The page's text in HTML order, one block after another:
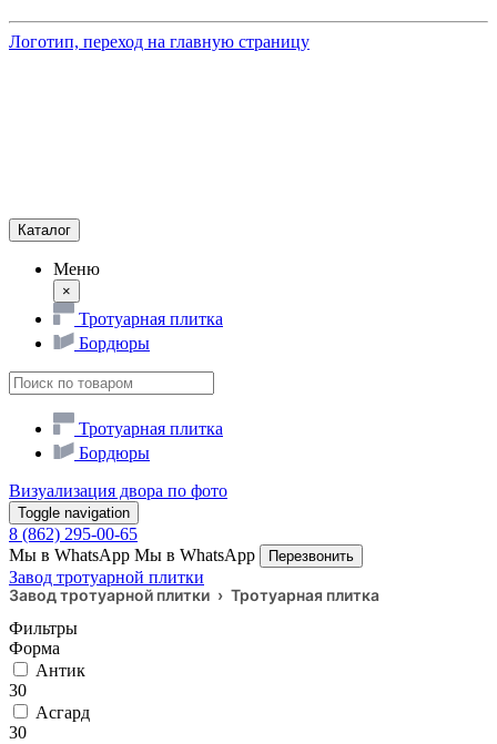
Логотип, переход на главную страницу
Каталог
Меню
×
Тротуарная плитка
Бордюры
Тротуарная плитка
Бордюры
Визуализация двора по фото
Toggle navigation
8 (862) 295-00-65
Мы в WhatsApp Мы в WhatsApp Перезвонить
Завод тротуарной плитки
Завод тротуарной плитки › Тротуарная плитка
Фильтры
Форма
Антик
30
Асгард
30